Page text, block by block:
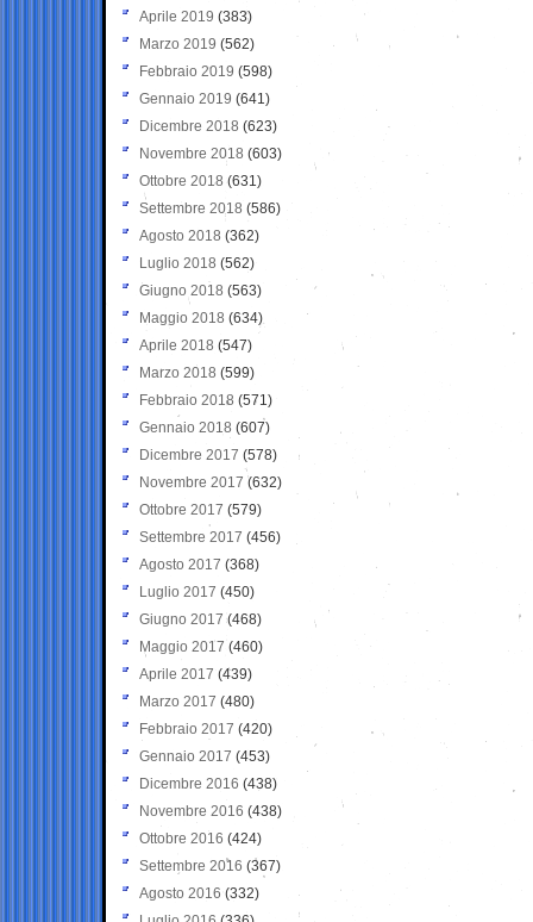
Aprile 2019 (383)
Marzo 2019 (562)
Febbraio 2019 (598)
Gennaio 2019 (641)
Dicembre 2018 (623)
Novembre 2018 (603)
Ottobre 2018 (631)
Settembre 2018 (586)
Agosto 2018 (362)
Luglio 2018 (562)
Giugno 2018 (563)
Maggio 2018 (634)
Aprile 2018 (547)
Marzo 2018 (599)
Febbraio 2018 (571)
Gennaio 2018 (607)
Dicembre 2017 (578)
Novembre 2017 (632)
Ottobre 2017 (579)
Settembre 2017 (456)
Agosto 2017 (368)
Luglio 2017 (450)
Giugno 2017 (468)
Maggio 2017 (460)
Aprile 2017 (439)
Marzo 2017 (480)
Febbraio 2017 (420)
Gennaio 2017 (453)
Dicembre 2016 (438)
Novembre 2016 (438)
Ottobre 2016 (424)
Settembre 2016 (367)
Agosto 2016 (332)